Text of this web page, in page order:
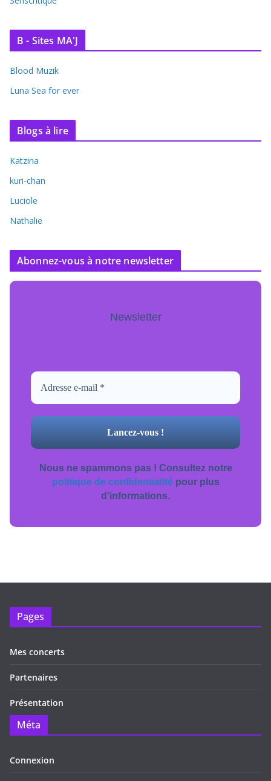
B - Sites MA'J
Blood Muzik
Luna Sea for ever
Blogs à lire
Katzina
kuri-chan
Luciole
Nathalie
Abonnez-vous à notre newsletter
Newsletter
Nous ne spammons pas ! Consultez notre
politique de confidentialitépour plus
d’informations.
Pages
Mes concerts
Partenaires
Présentation
Méta
Connexion